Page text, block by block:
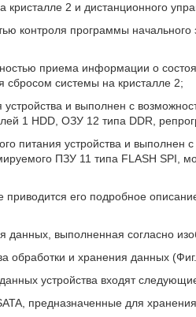
кристалле 2 и дистанционного
контроля программы начального
приема информации о
сбросом системы на кристалле 2;
и выполнен с
1 HDD, ОЗУ 12 типа DDR,
питания устройства и выполнен
ПЗУ 11 типа FLASH SPI,
его подробное
данных, выполненная согласно
обработки и хранения данных
устройства входят
предназначенные для